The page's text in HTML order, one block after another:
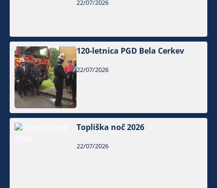
22/07/2026
120-letnica PGD Bela Cerkev
22/07/2026
Topliška noč 2026
22/07/2026